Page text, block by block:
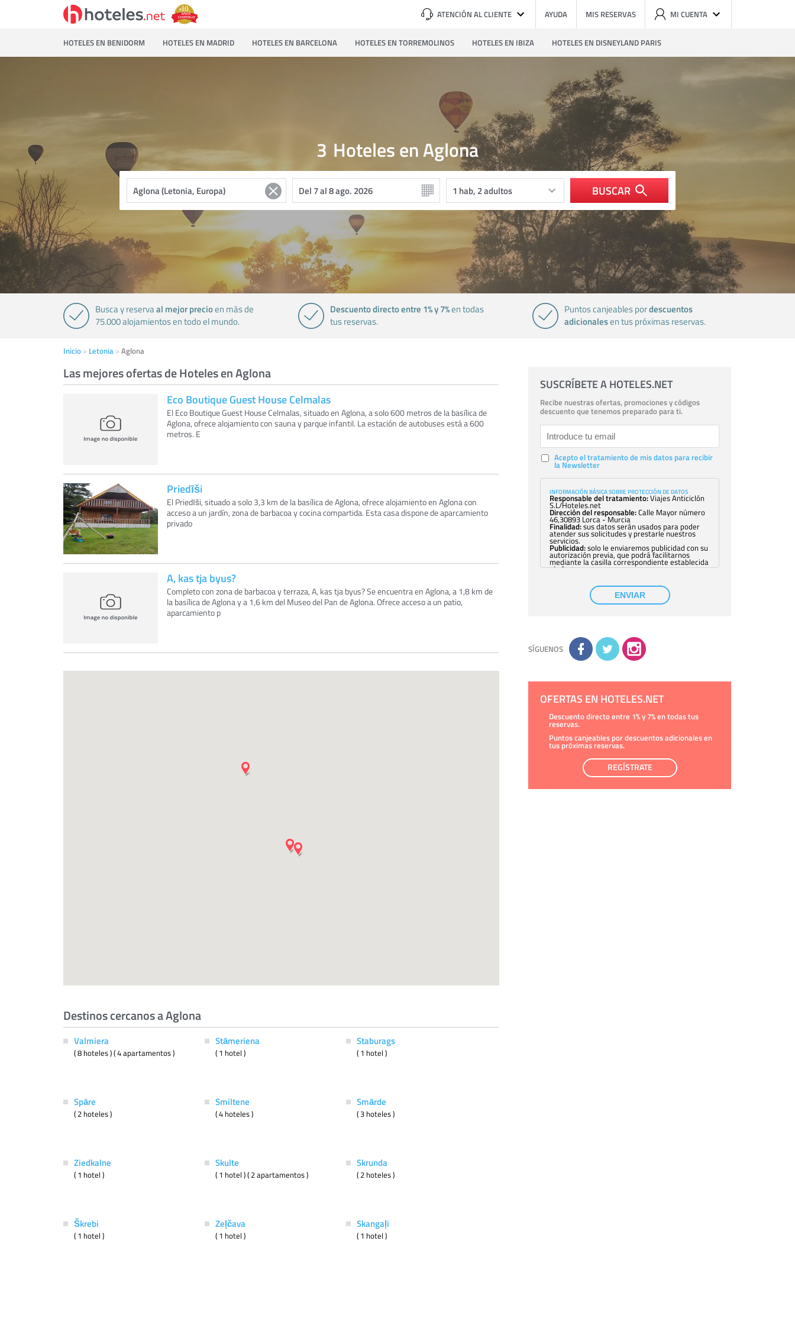
ATENCIÓN AL CLIENTE AYUDA MIS RESERVAS MI CUENTA
HOTELES EN BENIDORM HOTELES EN MADRID HOTELES EN BARCELONA HOTELES EN TORREMOLINOS HOTELES EN IBIZA HOTELES EN DISNEYLAND PARIS
Hoteles en Aglona
3
BUSCAR
Busca y reservaal mejor precioen más de
75.000 alojamientos en todo el mundo.
Descuento directo entre 1% y 7%en todas
tus reservas.
Puntos canjeables pordescuentos
adicionalesen tus próximas reservas.
Inicio Letonia Aglona
Las mejores ofertas de Hoteles en Aglona
Eco Boutique Guest House Celmalas
El Eco Boutique Guest House Celmalas, situado en Aglona, a solo 600 metros de la basílica de
Aglona, ofrece alojamiento con sauna y parque infantil. La estación de autobuses está a 600
metros. E
Priedīši
El Priedīši, situado a solo 3,3 km de la basílica de Aglona, ofrece alojamiento en Aglona con
acceso a un jardín, zona de barbacoa y cocina compartida. Esta casa dispone de aparcamiento
privado
A, kas tja byus?
Completo con zona de barbacoa y terraza, A, kas tja byus? Se encuentra en Aglona, a 1,8 km de
la basílica de Aglona y a 1,6 km del Museo del Pan de Aglona. Ofrece acceso a un patio,
aparcamiento p
Destinos cercanos a Aglona
Valmiera
( 8 hoteles ) ( 4 apartamentos )
Stāmeriena
( 1 hotel )
Staburags
( 1 hotel )
Spāre
( 2 hoteles )
Smiltene
( 4 hoteles )
Smārde
( 3 hoteles )
Ziedkalne
( 1 hotel )
Skulte
( 1 hotel ) ( 2 apartamentos )
Skrunda
( 2 hoteles )
Škrebi
( 1 hotel )
Zeļčava
( 1 hotel )
Skangaļi
( 1 hotel )
SUSCRÍBETE A HOTELES.NET
Recibe nuestras ofertas, promociones y códigos
descuento que tenemos preparado para ti.
Acepto el tratamiento de mis datos para recibir
la Newsletter
INFORMACIÓN BÁSICA SOBRE PROTECCIÓN DE DATOS
Responsable del tratamiento:Viajes Anticiclón
S.L/Hoteles.net
Dirección del responsable:Calle Mayor número
46,30893 Lorca - Murcia
Finalidad:sus datos serán usados para poder
atender sus solicitudes y prestarle nuestros
servicios.
Publicidad:solo le enviaremos publicidad con su
autorización previa, que podrá facilitarnos
mediante la casilla correspondiente establecida
al efecto.
con su consentimiento previo, que podrá
facilitarnos mediante la casilla correspondiente
establecida al efecto.
Destinatarios:con carácter general, sólo el
Derechos:tiene derecho a saber qué
información tenemos sobre usted, corregirla y
eliminarla, tal y como se explica en la
información adicional disponible en nuestra
la información adicional y detallada sobre cómo
ENVIAR
SÍGUENOS
OFERTAS EN HOTELES.NET
Descuento directo entre 1% y 7% en todas tus
reservas.
Puntos canjeables por descuentos adicionales en
tus próximas reservas.
REGÍSTRATE